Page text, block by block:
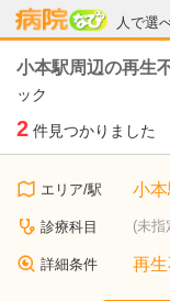
人で選
病院なび
小本駅周辺の再生
ック
2 件見つかりました
エリア/駅 小本
診療科目 (未指
詳細条件 再